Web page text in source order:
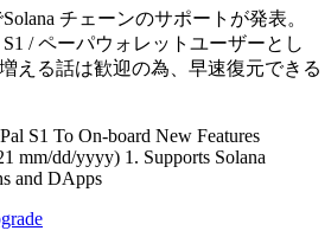
チェーンのサポートが発表。
S1 / ペーパウォレットユーザーとし
える話は歓迎の為、早速復元できる
S1 To On-board New Features
mm/dd/yyyy) 1. Supports Solana
and DApps